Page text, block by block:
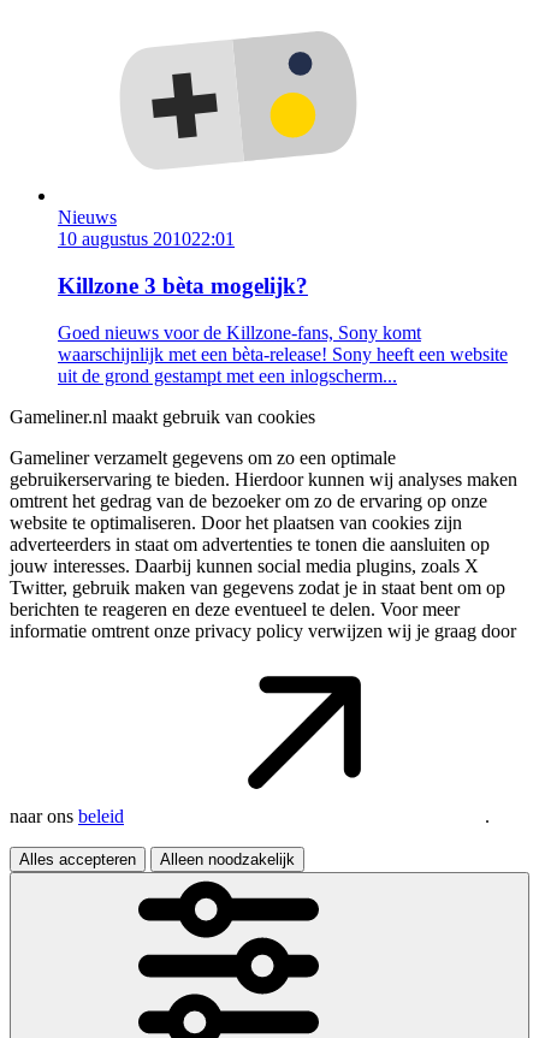
Nieuws
10 augustus 201022:01
Killzone 3 bèta mogelijk?
Goed nieuws voor de Killzone-fans, Sony komt
waarschijnlijk met een bèta-release! Sony heeft een website
uit de grond gestampt met een inlogscherm...
Gameliner.nl maakt gebruik van cookies
Gameliner verzamelt gegevens om zo een optimale
gebruikerservaring te bieden. Hierdoor kunnen wij analyses maken
omtrent het gedrag van de bezoeker om zo de ervaring op onze
website te optimaliseren. Door het plaatsen van cookies zijn
adverteerders in staat om advertenties te tonen die aansluiten op
jouw interesses. Daarbij kunnen social media plugins, zoals X
Twitter, gebruik maken van gegevens zodat je in staat bent om op
berichten te reageren en deze eventueel te delen. Voor meer
informatie omtrent onze privacy policy verwijzen wij je graag door
naar ons beleid .
Alles accepteren Alleen noodzakelijk